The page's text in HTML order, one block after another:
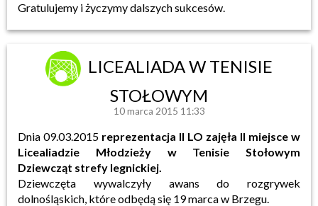
Gratulujemy i życzymy dalszych sukcesów.
LICEALIADA W TENISIE
STOŁOWYM
10 marca 2015 11:33
Dnia 09.03.2015 reprezentacja II LO zajęła II miejsce w
Licealiadzie Młodzieży w Tenisie Stołowym
Dziewcząt strefy legnickiej.
Dziewczęta wywalczyły awans do rozgrywek
dolnośląskich, które odbędą się 19 marca w Brzegu.